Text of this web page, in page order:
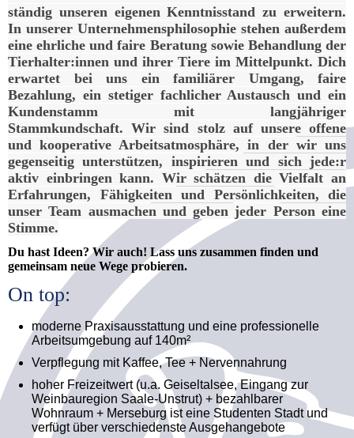
ständig unseren eigenen Kenntnisstand zu erweitern.
In unserer Unternehmensphilosophie stehen außerdem
eine ehrliche und faire Beratung sowie Behandlung der
Tierhalter:innen und ihrer Tiere im Mittelpunkt. Dich
erwartet bei uns ein familiärer Umgang, faire
Bezahlung, ein stetiger fachlicher Austausch und ein
Kundenstamm mit langjähriger
Stammkundschaft.Wir sind stolz auf unsere offene
und kooperative Arbeitsatmosphäre, in der wir uns
gegenseitig unterstützen, inspirieren und sich jede:r
aktiv einbringen kann. Wir schätzen die Vielfalt an
Erfahrungen, Fähigkeiten und Persönlichkeiten, die
unser Team ausmachen und geben jeder Person eine
Stimme.
Du hast Ideen? Wir auch! Lass uns zusammen finden und
gemeinsam neue Wege probieren.
On top:
moderne Praxisausstattung und eine professionelle
Arbeitsumgebung auf 140m²
Verpflegung mit Kaffee, Tee + Nervennahrung
hoher Freizeitwert (u.a. Geiseltalsee, Eingang zur
Weinbauregion Saale-Unstrut) + bezahlbarer
Wohnraum + Merseburg ist eine Studenten Stadt und
verfügt über verschiedenste Ausgehangebote